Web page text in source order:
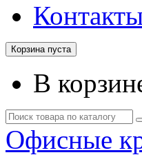
Корзина пуста
В
Офисные